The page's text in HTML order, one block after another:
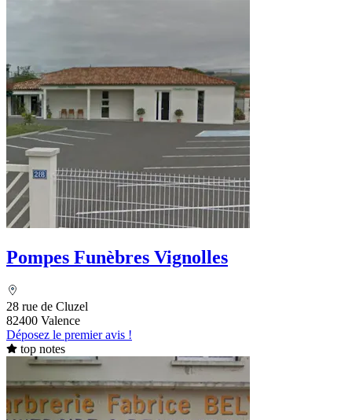
Pompes Funèbres Vignolles
28 rue de Cluzel
82400 Valence
Déposez le premier avis !
top notes